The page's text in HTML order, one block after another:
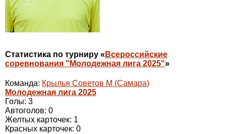
Статистика по турниру « Всероссийские
соревнования "Молодежная лига 2025"»
Команда: Крылья Советов М (Самара)
Молодежная лига 2025
Голы: 3
Автоголов: 0
Желтых карточек: 1
Красных карточек: 0